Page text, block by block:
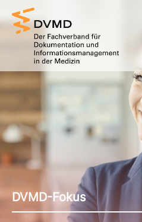
DVMD-Fokus